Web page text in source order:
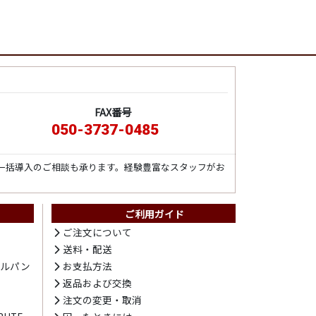
FAX番号
050-3737-0485
導入のご相談も承ります。経験豊富なスタッフがお
パン
ご利用ガイド
ご注文について
送料・配送
お支払方法
返品および交換
注文の変更・取消